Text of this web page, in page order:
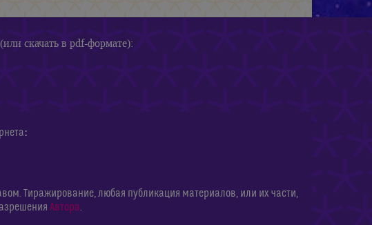
скачать в pdf-формате):
:
Тиражирование, любая публикация материалов, или их части,
Автора.